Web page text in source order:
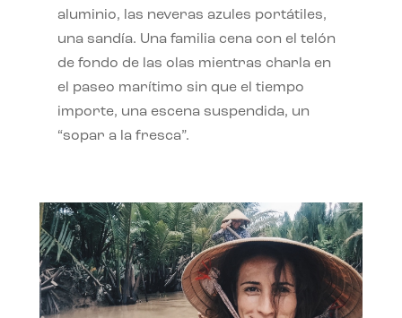
aluminio, las neveras azules portátiles,
una sandía. Una familia cena con el telón
de fondo de las olas mientras charla en
el paseo marítimo sin que el tiempo
importe, una escena suspendida, un
“sopar a la fresca”.